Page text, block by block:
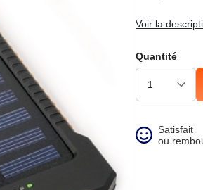
Voir la
Quantité
Satisfait
ou